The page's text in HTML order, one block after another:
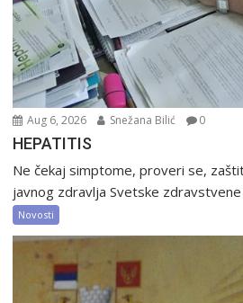
Aug 6, 2026 Snežana Bilić 0
HEPATITIS
Ne čekaj simptome, proveri se,
javnog zdravlja Svetske zdravstvene
Novosti